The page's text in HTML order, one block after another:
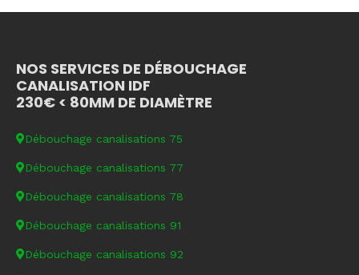
NOS SERVICES DE DÉBOUCHAGE
CANALISATION IDF
230€ < 80MM DE DIAMÈTRE
Débouchage canalisations 75
Débouchage canalisations 77
Débouchage canalisations 78
Débouchage canalisations 91
Débouchage canalisations 92